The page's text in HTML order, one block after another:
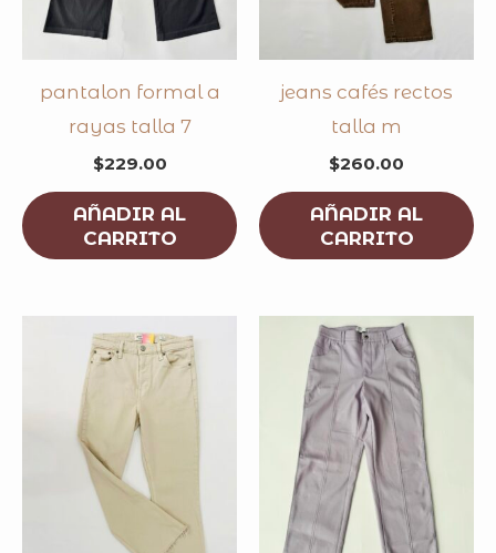
pantalon formal a
rayas talla 7
$229.00
AÑADIR AL
CARRITO
jeans cafés rectos
talla m
$260.00
AÑADIR AL
CARRITO